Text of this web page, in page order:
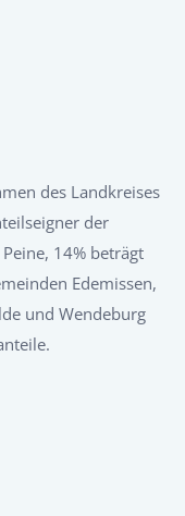
des Landkreises
der
14% beträgt
Edemissen,
und Wendeburg